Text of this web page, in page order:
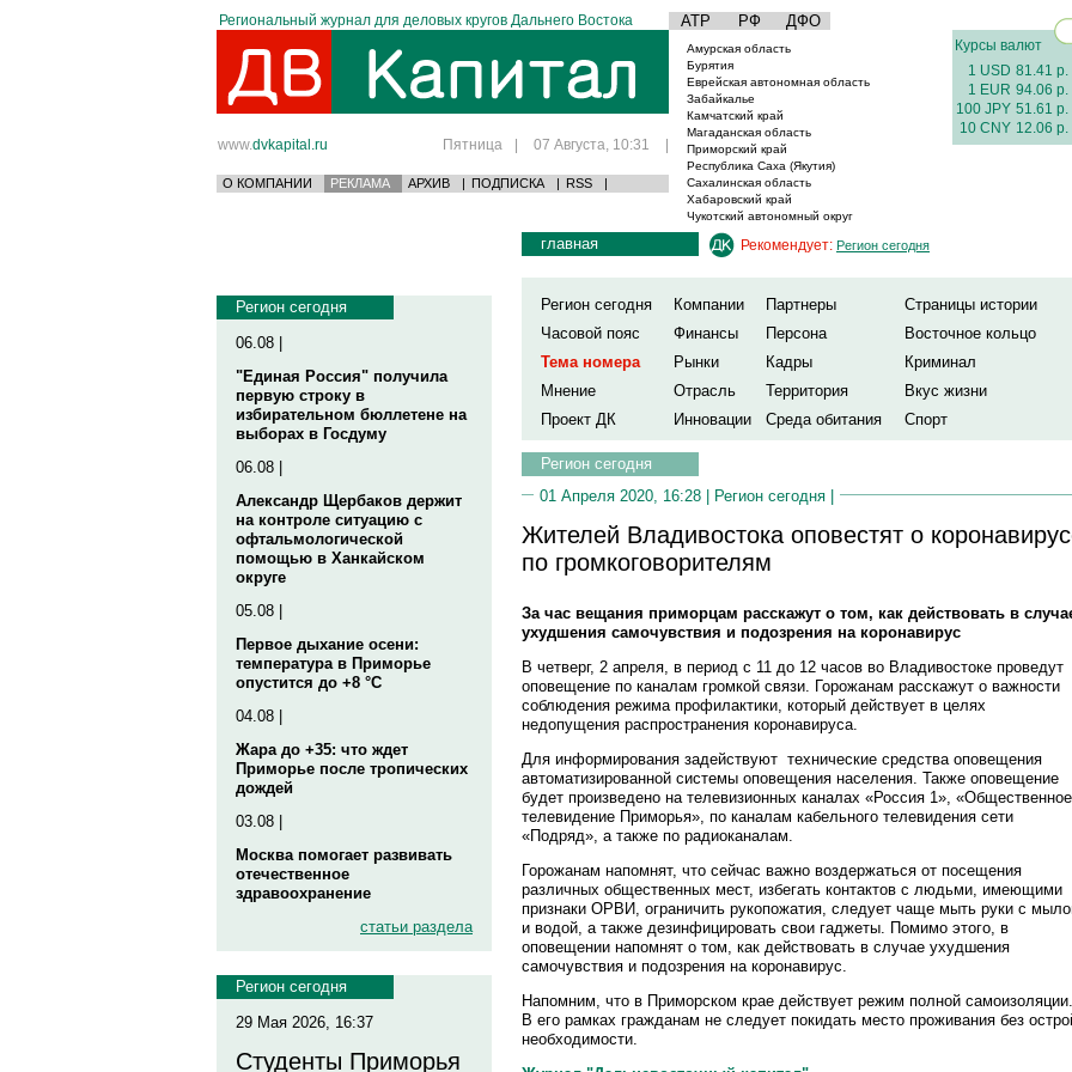
Региональный журнал для деловых кругов Дальнего Востока АТР РФ ДФО
www.dvkapital.ru Пятница | 07 Августа, 10:31 |
О КОМПАНИИ РЕКЛАМА АРХИВ | ПОДПИСКА | RSS |
Амурская область
Бурятия
Еврейская автономная область
Забайкалье
Камчатский край
Магаданская область
Приморский край
Республика Саха (Якутия)
Сахалинская область
Хабаровский край
Чукотский автономный округ
Курсы валют
1 USD 81.41 р.
1 EUR 94.06 р.
100 JPY 51.61 р.
10 CNY 12.06 р.
Регион сегодня
06.08 |
"Единая Россия" получила
первую строку в
избирательном бюллетене на
выборах в Госдуму
06.08 |
Александр Щербаков держит
на контроле ситуацию с
офтальмологической
помощью в Ханкайском
округе
05.08 |
Первое дыхание осени:
температура в Приморье
опустится до +8 °C
04.08 |
Жара до +35: что ждет
Приморье после тропических
дождей
03.08 |
Москва помогает развивать
отечественное
здравоохранение
статьи раздела
Регион сегодня
29 Мая 2026, 16:37
Студенты Приморья
главная Рекомендует: Регион сегодня
Регион сегодня Компании Партнеры
Страницы истории
Часовой пояс
Финансы Персона
Восточное кольцо
Тема номера
Рынки Кадры
Криминал
Мнение
Отрасль Территория
Вкус жизни
Проект ДК
Инновации Среда обитания Спорт
Регион сегодня
01 Апреля 2020, 16:28 | Регион сегодня |
Жителей Владивостока оповестят о
по громкоговорителям
За час вещания приморцам расскажут о том, как действовать в
ухудшения самочувствия и подозрения на коронавирус
В четверг, 2 апреля, в период с 11 до 12 часов во Владивостоке проведут
оповещение по каналам громкой связи. Горожанам расскажут о важности
соблюдения режима профилактики, который действует в целях
недопущения распространения коронавируса.
Для информирования задействуют технические средства оповещения
автоматизированной системы оповещения населения. Также оповещение
будет произведено на телевизионных каналах «Россия 1», «Общественное
телевидение Приморья», по каналам кабельного телевидения сети
«Подряд», а также по радиоканалам.
Горожанам напомнят, что сейчас важно воздержаться от посещения
различных общественных мест, избегать контактов с людьми, имеющими
признаки ОРВИ, ограничить рукопожатия, следует чаще мыть руки с
и водой, а также дезинфицировать свои гаджеты. Помимо этого, в
оповещении напомнят о том, как действовать в случае ухудшения
самочувствия и подозрения на коронавирус.
Напомним, что в Приморском крае действует режим полной самоизоляции.
В его рамках гражданам не следует покидать место проживания без
необходимости.